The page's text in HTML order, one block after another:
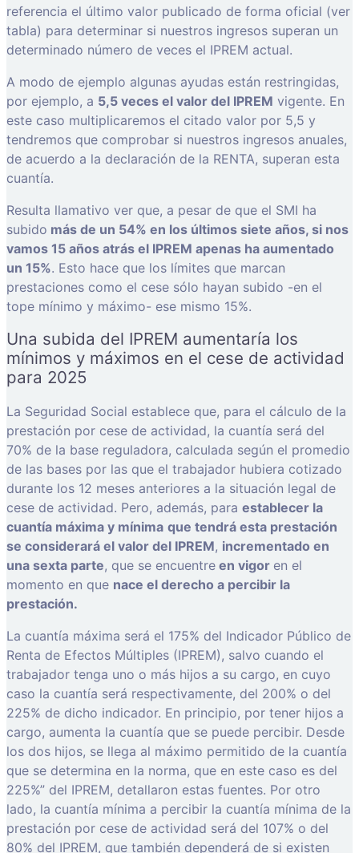
referencia el último valor publicado de forma oficial (ver
tabla) para determinar si nuestros ingresos superan un
determinado número de veces el IPREM actual.
A modo de ejemplo algunas ayudas están restringidas,
por ejemplo, a 5,5 veces el valor del IPREM vigente. En
este caso multiplicaremos el citado valor por 5,5 y
tendremos que comprobar si nuestros ingresos anuales,
de acuerdo a la declaración de la RENTA, superan esta
cuantía.
Resulta llamativo ver que, a pesar de que el SMI ha
subido más de un 54% en los últimos siete años, si nos
vamos 15 años atrás el IPREM apenas ha aumentado
un 15%. Esto hace que los límites que marcan
prestaciones como el cese sólo hayan subido -en el
tope mínimo y máximo- ese mismo 15%.
Una subida del IPREM aumentaría los
mínimos y máximos en el cese de actividad
para 2025
La Seguridad Social establece que, para el cálculo de la
prestación por cese de actividad, la cuantía será del
70% de la base reguladora, calculada según el promedio
de las bases por las que el trabajador hubiera cotizado
durante los 12 meses anteriores a la situación legal de
cese de actividad. Pero, además, para establecer la
cuantía máxima y mínima que tendrá esta prestación
se considerará el valor del IPREM, incrementado en
una sexta parte, que se encuentre en vigor en el
momento en que nace el derecho a percibir la
prestación.
La cuantía máxima será el 175% del Indicador Público de
Renta de Efectos Múltiples (IPREM), salvo cuando el
trabajador tenga uno o más hijos a su cargo, en cuyo
caso la cuantía será respectivamente, del 200% o del
225% de dicho indicador. En principio, por tener hijos a
cargo, aumenta la cuantía que se puede percibir. Desde
los dos hijos, se llega al máximo permitido de la cuantía
que se determina en la norma, que en este caso es del
225%” del IPREM, detallaron estas fuentes. Por otro
lado, la cuantía mínima a percibir la cuantía mínima de la
prestación por cese de actividad será del 107% o del
80% del IPREM, que también dependerá de si existen